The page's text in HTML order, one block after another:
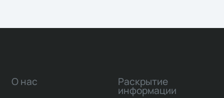
О нас Раскрытие
информации